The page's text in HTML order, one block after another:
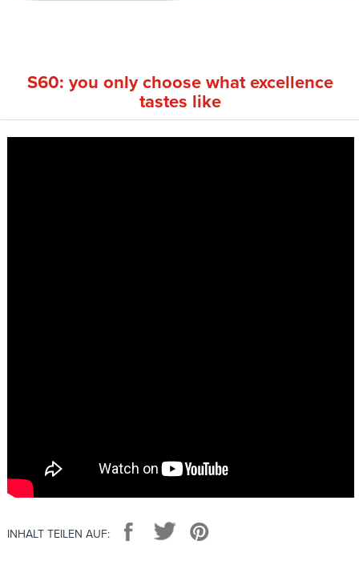
S60: you only choose what excellence
tastes like
INHALT TEILEN AUF:
FacebookTwitter